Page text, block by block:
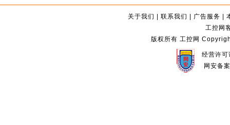
关于我们 |联系我们 | 广告服务 |
工控网
版权所有 工控网
经营许
网安备